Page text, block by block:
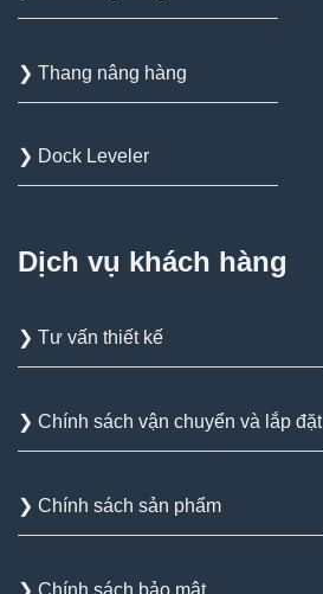
❯ Thang nâng hàng
❯ Dock Leveler
Dịch vụ khách hàng
❯ Tư vấn thiết kế
❯ Chính sách vận chuyển và lắp đặt
❯ Chính sách sản phẩm
❯ Chính sách bảo mật